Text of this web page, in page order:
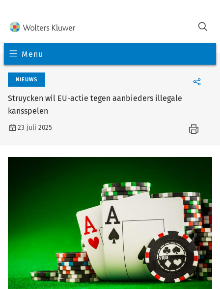
Menu
NIEUWS
Struycken wil EU-actie tegen aanbieders illegale
kansspelen
23 juli 2025